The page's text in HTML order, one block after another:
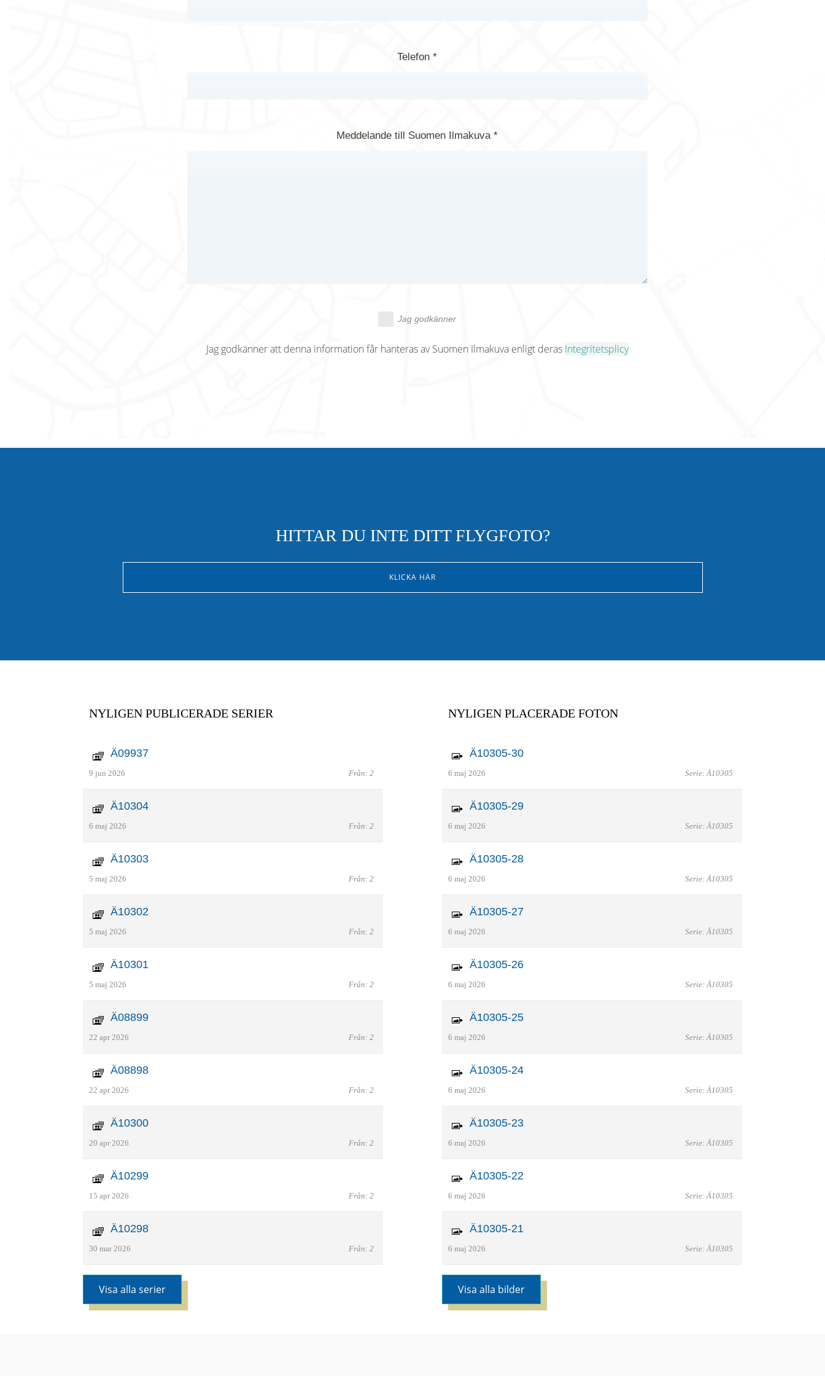
Telefon *
Meddelande till Suomen Ilmakuva *
Jag godkänner
Jag godkänner att denna information får hanteras av Suomen Ilmakuva enligt deras Integritetsplicy
HITTAR DU INTE DITT FLYGFOTO?
KLICKA HÄR
NYLIGEN PUBLICERADE SERIER
Ä09937
9 jun 2026 Från: 2
Ä10304
6 maj 2026 Från: 2
Ä10303
5 maj 2026 Från: 2
Ä10302
5 maj 2026 Från: 2
Ä10301
5 maj 2026 Från: 2
Ä08899
22 apr 2026 Från: 2
Ä08898
22 apr 2026 Från: 2
Ä10300
20 apr 2026 Från: 2
Ä10299
15 apr 2026 Från: 2
Ä10298
30 mar 2026 Från: 2
Visa alla serier
NYLIGEN PLACERADE FOTON
Ä10305-30
6 maj 2026 Serie: Ä10305
Ä10305-29
6 maj 2026 Serie: Ä10305
Ä10305-28
6 maj 2026 Serie: Ä10305
Ä10305-27
6 maj 2026 Serie: Ä10305
Ä10305-26
6 maj 2026 Serie: Ä10305
Ä10305-25
6 maj 2026 Serie: Ä10305
Ä10305-24
6 maj 2026 Serie: Ä10305
Ä10305-23
6 maj 2026 Serie: Ä10305
Ä10305-22
6 maj 2026 Serie: Ä10305
Ä10305-21
6 maj 2026 Serie: Ä10305
Visa alla bilder